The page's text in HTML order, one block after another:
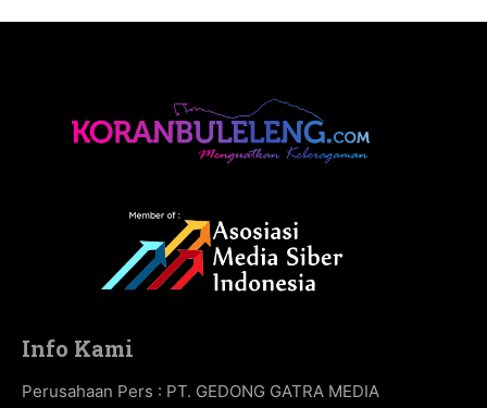
Info Kami
Perusahaan Pers : PT. GEDONG GATRA MEDIA